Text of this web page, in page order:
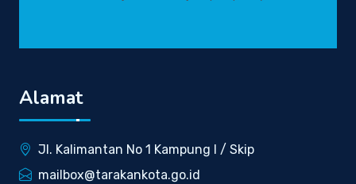
Alamat
Jl. Kalimantan No 1 Kampung I / Skip
mailbox@tarakankota.go.id